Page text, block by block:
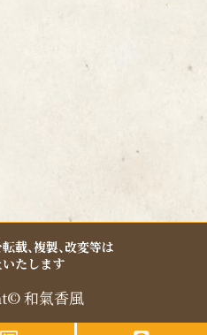
載、複製、改変等は
たします
和氣香風